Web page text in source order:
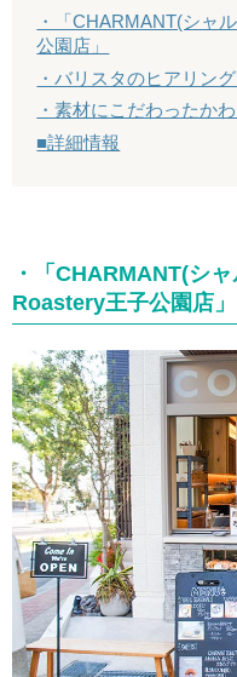
・「CHARMANT(シャ
公園店」
・バリスタのヒアリン
・素材にこだわったか
■詳細情報
・「CHARMANT(シ
Roastery王子公園店」